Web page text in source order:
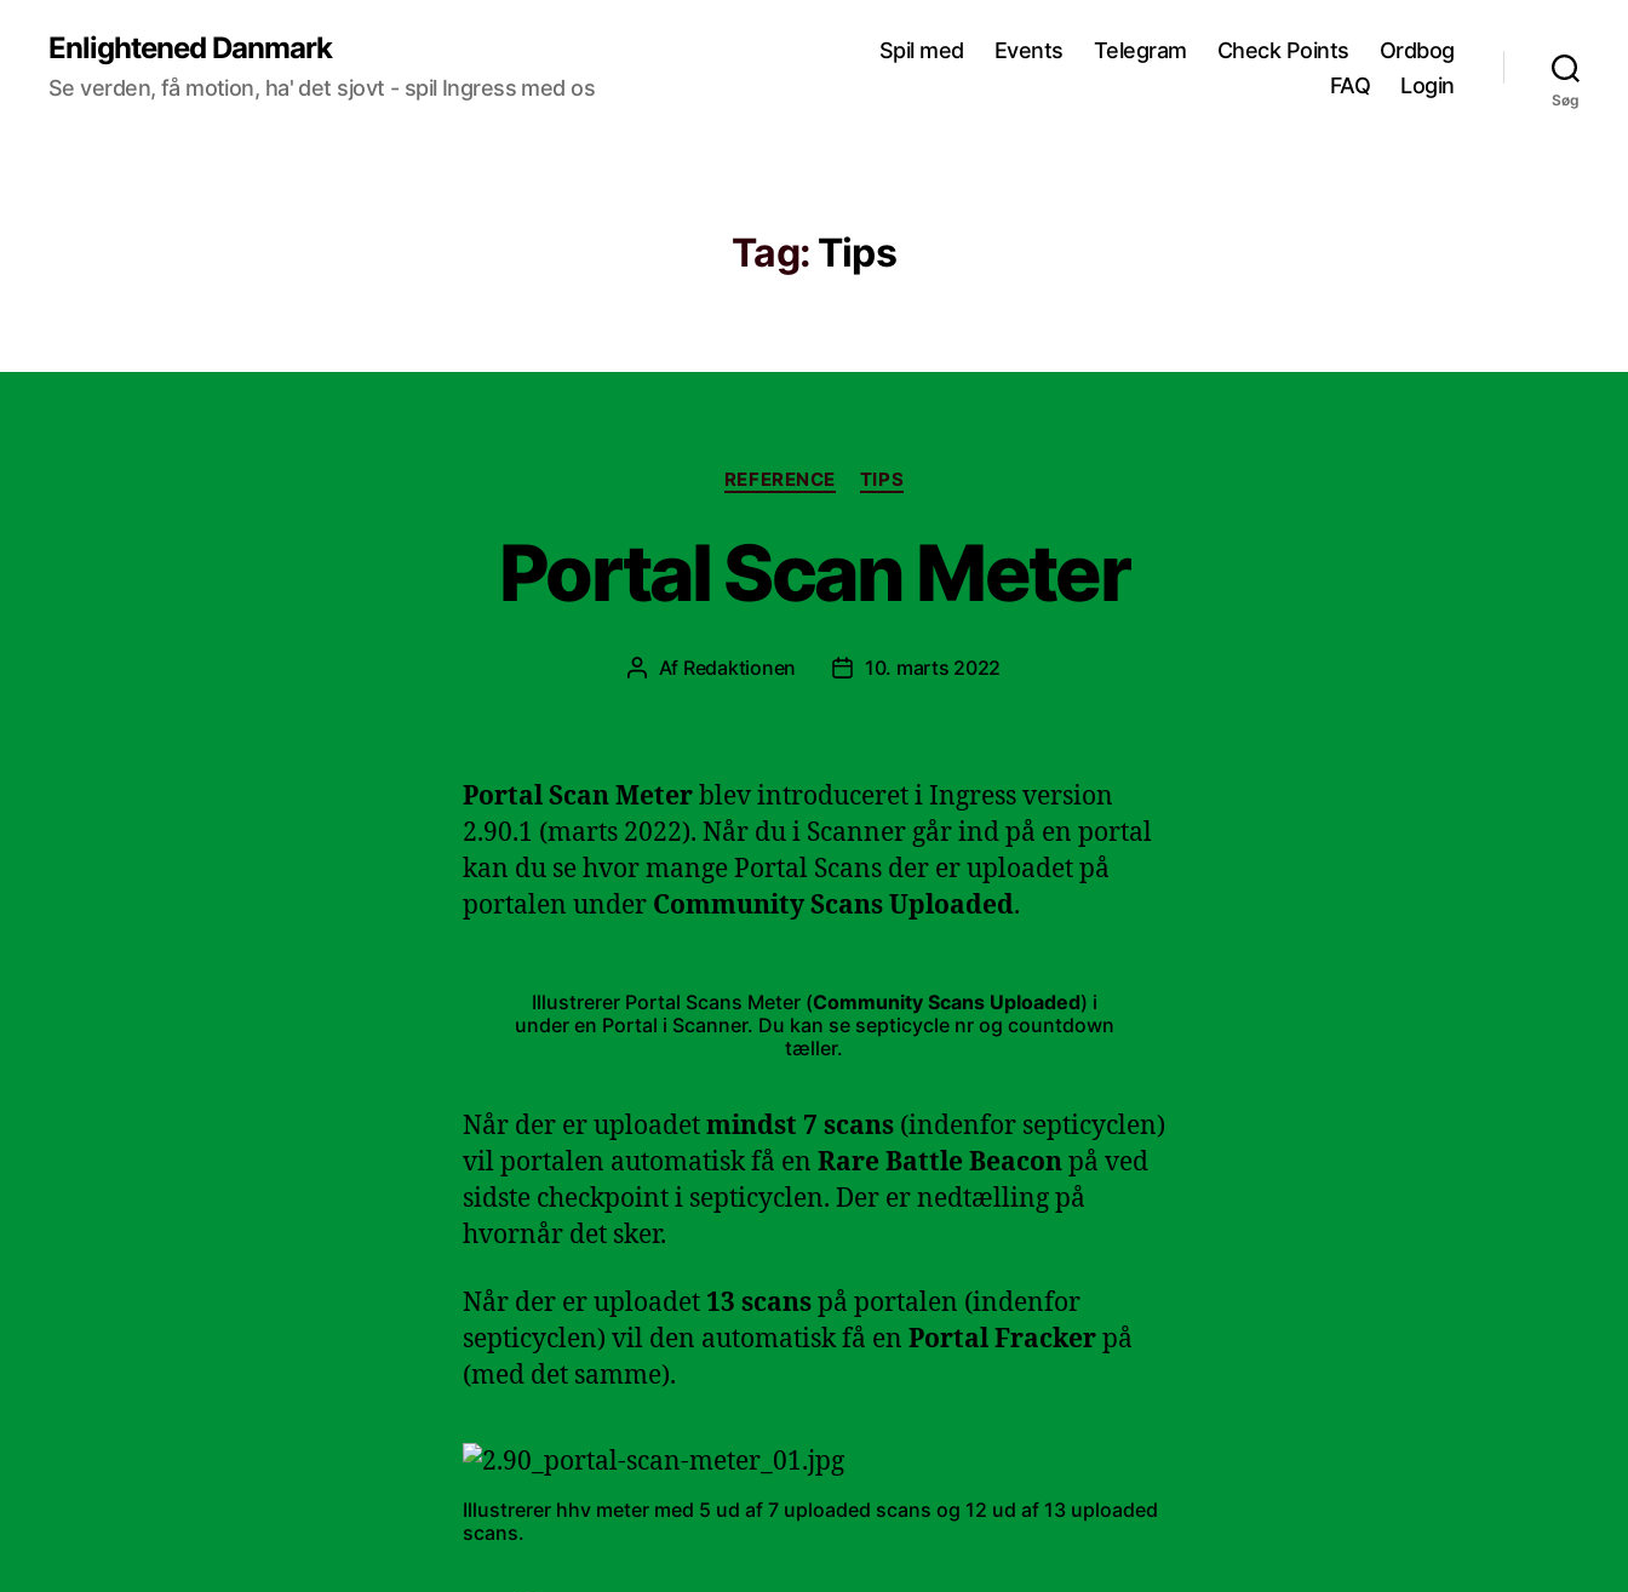
Enlightened Danmark
Se verden, få motion, ha' det sjovt - spil Ingress med os
Spil med Events Telegram Check Points
Ordbog
FAQ
Login
Søg
Tag: Tips
Kategorier
REFERENCE TIPS
Portal Scan Meter
Indlægsforfatter
Af Redaktionen Indlægsdato
10. marts 2022
Portal Scan Meterblev introduceret i Ingress version
2.90.1 (marts 2022). Når du i Scanner går ind på en portal
kan du se hvor mange Portal Scans der er uploadet på
portalen under Community Scans Uploaded.
Illustrerer Portal Scans Meter (Community Scans Uploaded) i
under en Portal i Scanner. Du kan se septicycle nr og countdown
tæller.
Når der er uploadetmindst 7 scans (indenfor septicyclen)
vil portalen automatisk få en Rare Battle Beaconpå ved
sidste checkpoint i septicyclen. Der er nedtælling på
hvornår det sker.
Når der er uploadet 13 scanspå portalen (indenfor
septicyclen) vil den automatisk få en Portal Frackerpå
(med det samme).
Illustrerer hhv meter med 5 ud af 7 uploaded scans og 12 ud af 13 uploaded
scans.